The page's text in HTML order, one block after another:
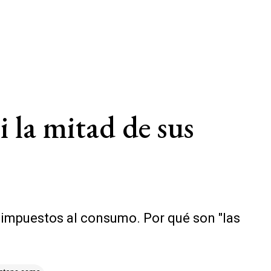
la mitad de sus
al consumo. Por qué son "las